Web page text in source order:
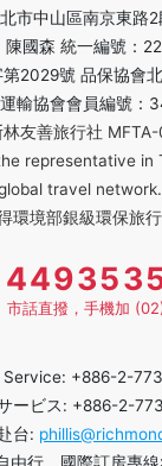
市中山區南京東路
陳國森 統一編號：
第2029號 品保協會
輸協會會員編號：
林友善旅行社
representative in
travel network.
環境部銀級環保旅
市話直撥，手機加
Service: +886-2-
ービス: +886-2-
台: